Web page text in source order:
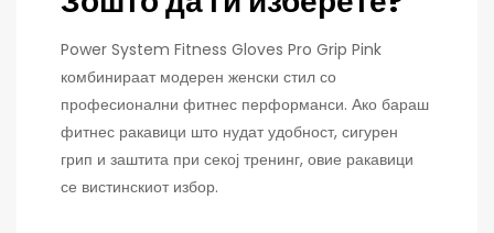
Power System Fitness Gloves Pro Grip Pink
комбинираат модерен женски стил со
професионални фитнес перформанси. Ако бараш
фитнес ракавици што нудат удобност, сигурен
грип и заштита при секој тренинг, овие ракавици
се вистинскиот избор.